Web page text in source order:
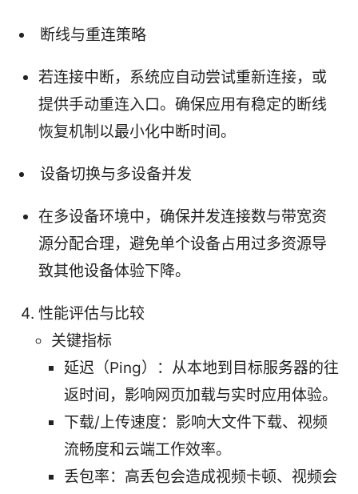
断线与重连策略
若连接中断，系统应自动尝试重新连接，或
提供手动重连入口。确保应用有稳定的断线
恢复机制以最小化中断时间。
设备切换与多设备并发
在多设备环境中，确保并发连接数与带宽资
源分配合理，避免单个设备占用过多资源导
致其他设备体验下降。
性能评估与比较
关键指标
延迟（Ping）：从本地到目标服务器的往
返时间，影响网页加载与实时应用体验。
下载/上传速度：影响大文件下载、视频
流畅度和云端工作效率。
丢包率：高丢包会造成视频卡顿、视频会